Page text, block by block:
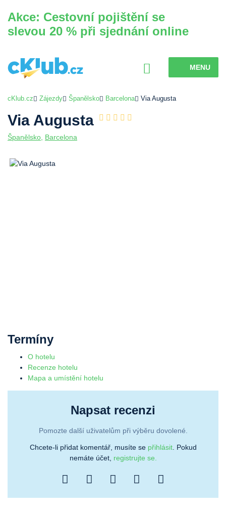
Akce: Cestovní pojištění se
slevou 20 % při sjednání online
MENU
cKlub.cz Zájezdy Španělsko Barcelona Via Augusta
Via Augusta
Španělsko Barcelona
Termíny
O hotelu
Recenze hotelu
Mapa a umístění hotelu
Napsat recenzi
Pomozte další uživatelům při výběru dovolené.
Chcete-li přidat komentář, musíte se přihlásit. Pokud
nemáte účet, registrujte se.